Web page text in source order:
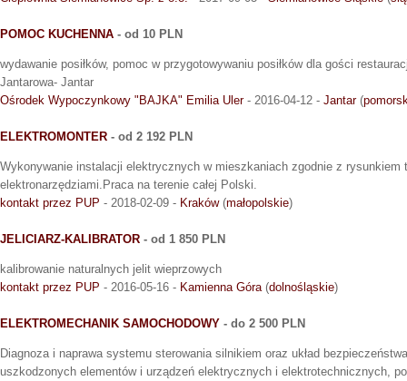
POMOC KUCHENNA - od 10 PLN
wydawanie posiłków, pomoc w przygotowywaniu posiłków dla gości
Jantarowa- Jantar
Ośrodek Wypoczynkowy "BAJKA" Emilia Uler- 2016-04-12 - Jantar(
ELEKTROMONTER - od 2 192 PLN
Wykonywanie instalacji elektrycznych w mieszkaniach zgodnie z rysunkiem
elektronarzędziami.Praca na terenie całej Polski.
kontakt przez PUP - 2018-02-09 - Kraków(małopolskie)
JELICIARZ-KALIBRATOR - od 1 850 PLN
kalibrowanie naturalnych jelit wieprzowych
kontakt przez PUP - 2016-05-16 - Kamienna Góra (dolnośląskie)
ELEKTROMECHANIK SAMOCHODOWY - do 2 500 PLN
Diagnoza i naprawa systemu sterowania silnikiem oraz układ
uszkodzonych elementów i urządzeń elektrycznych i elektrotechnicznych,